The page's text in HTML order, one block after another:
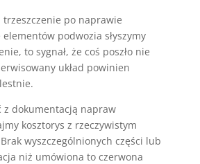
po naprawie
podwozia słyszymy
to sygnał, że coś poszło nie
układ powinien
z dokumentacją napraw
kosztorys z rzeczywistym
wyszczególnionych części lub
niż umówiona to czerwona